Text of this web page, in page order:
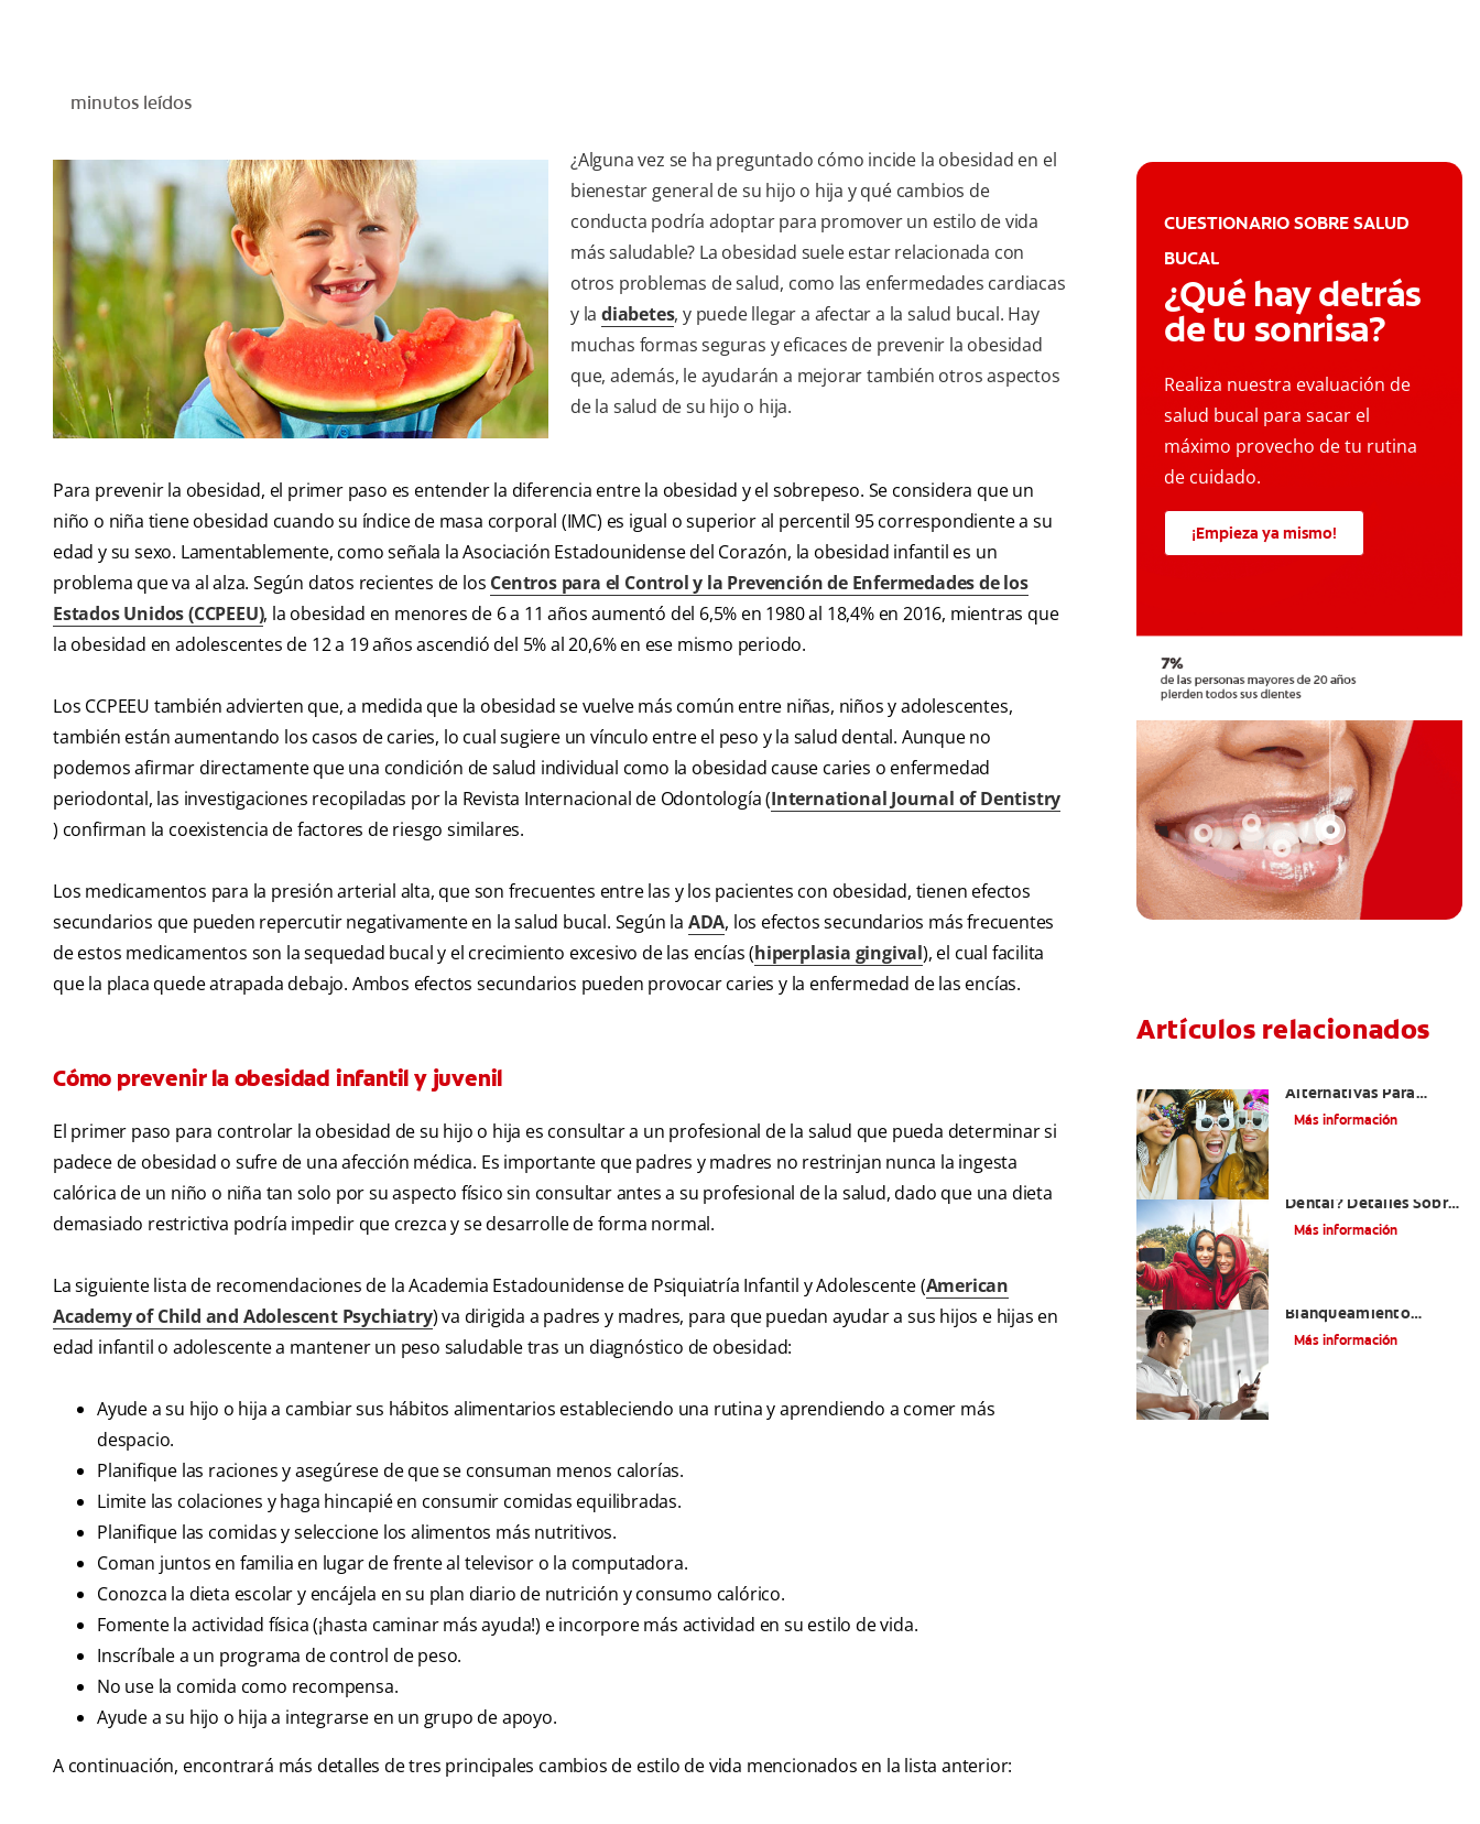
minutos leídos
¿Alguna vez se ha preguntado cómo incide la obesidad en el
bienestar general de su hijo o hija y qué cambios de
conducta podría adoptar para promover un estilo de vida
más saludable? La obesidad suele estar relacionada con
otros problemas de salud, como las enfermedades cardiacas
y la diabetes, y puede llegar a afectar a la salud bucal. Hay
muchas formas seguras y eficaces de prevenir la obesidad
que, además, le ayudarán a mejorar también otros aspectos
de la salud de su hijo o hija.
Para prevenir la obesidad, el primer paso es entender la diferencia entre la obesidad y el sobrepeso. Se considera que un
niño o niña tiene obesidad cuando su índice de masa corporal (IMC) es igual o superior al percentil 95 correspondiente a su
edad y su sexo. Lamentablemente, como señala la Asociación Estadounidense del Corazón, la obesidad infantil es un
problema que va al alza. Según datos recientes de los Centros para el Control y la Prevención de Enfermedades de los
Estados Unidos (CCPEEU), la obesidad en menores de 6 a 11 años aumentó del 6,5% en 1980 al 18,4% en 2016, mientras que
la obesidad en adolescentes de 12 a 19 años ascendió del 5% al 20,6% en ese mismo periodo.
Los CCPEEU también advierten que, a medida que la obesidad se vuelve más común entre niñas, niños y adolescentes,
también están aumentando los casos de caries, lo cual sugiere un vínculo entre el peso y la salud dental. Aunque no
podemos afirmar directamente que una condición de salud individual como la obesidad cause caries o enfermedad
periodontal, las investigaciones recopiladas por la Revista Internacional de Odontología (International Journal of Dentistry
) confirman la coexistencia de factores de riesgo similares.
Los medicamentos para la presión arterial alta, que son frecuentes entre las y los pacientes con obesidad, tienen efectos
secundarios que pueden repercutir negativamente en la salud bucal. Según la ADA, los efectos secundarios más frecuentes
de estos medicamentos son la sequedad bucal y el crecimiento excesivo de las encías (hiperplasia gingival), el cual facilita
que la placa quede atrapada debajo. Ambos efectos secundarios pueden provocar caries y la enfermedad de las encías.
Cómo prevenir la obesidad infantil y juvenil
El primer paso para controlar la obesidad de su hijo o hija es consultar a un profesional de la salud que pueda determinar si
padece de obesidad o sufre de una afección médica. Es importante que padres y madres no restrinjan nunca la ingesta
calórica de un niño o niña tan solo por su aspecto físico sin consultar antes a su profesional de la salud, dado que una dieta
demasiado restrictiva podría impedir que crezca y se desarrolle de forma normal.
La siguiente lista de recomendaciones de la Academia Estadounidense de Psiquiatría Infantil y Adolescente (American
Academy of Child and Adolescent Psychiatry) va dirigida a padres y madres, para que puedan ayudar a sus hijos e hijas en
edad infantil o adolescente a mantener un peso saludable tras un diagnóstico de obesidad:
Ayude a su hijo o hija a cambiar sus hábitos alimentarios estableciendo una rutina y aprendiendo a comer más
despacio.
Planifique las raciones y asegúrese de que se consuman menos calorías.
Limite las colaciones y haga hincapié en consumir comidas equilibradas.
Planifique las comidas y seleccione los alimentos más nutritivos.
Coman juntos en familia en lugar de frente al televisor o la computadora.
Conozca la dieta escolar y encájela en su plan diario de nutrición y consumo calórico.
Fomente la actividad física (¡hasta caminar más ayuda!) e incorpore más actividad en su estilo de vida.
Inscríbale a un programa de control de peso.
No use la comida como recompensa.
Ayude a su hijo o hija a integrarse en un grupo de apoyo.
A continuación, encontrará más detalles de tres principales cambios de estilo de vida mencionados en la lista anterior:
CUESTIONARIO SOBRE SALUD
BUCAL
¿Qué hay detrás
de tu sonrisa?
Realiza nuestra evaluación de
salud bucal para sacar el
máximo provecho de tu rutina
de cuidado.
¡Empieza ya mismo!
Artículos relacionados
Alternativas Para
Mejorar Mi Sonrisa?
Más información
Dental? Detalles Sobre
Los Métodos Y Los
Más información
Blanqueamiento
Dental Y Carillas
Más información